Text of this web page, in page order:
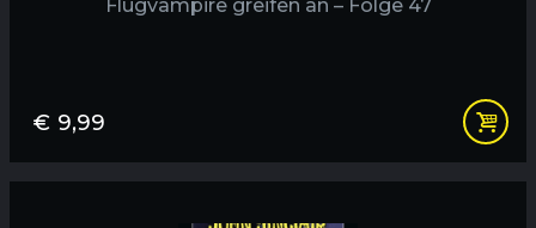
Flugvampire greifen an – Folge 47
€ 9,99